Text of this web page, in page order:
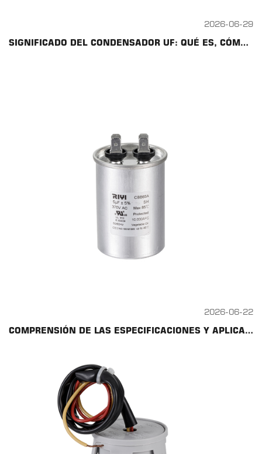
2026-06-29
SIGNIFICADO DEL CONDENSADOR UF: QUÉ ES, CÓMO FUNCIONA Y GUÍA CBB60
2026-06-22
COMPRENSIÓN DE LAS ESPECIFICACIONES Y APLICACIONES DE LOS CONDENSADORES C65R Y CBB65